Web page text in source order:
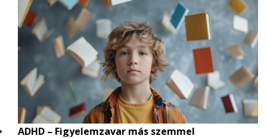
ADHD – Figyelemzavar más szemmel